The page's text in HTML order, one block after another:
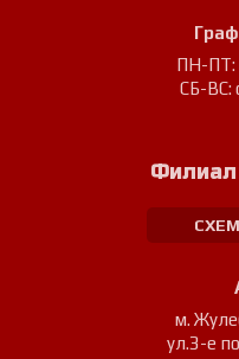
ПН-ПТ:
СБ-ВС:
м.
ул.3-е